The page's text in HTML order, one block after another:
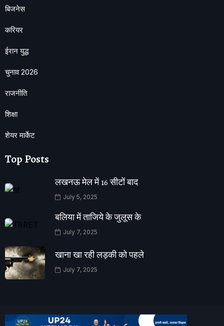
बिजनेस
करियर
ईरान युद्ध
चुनाव 2026
राजनीति
शिक्षा
शेयर मार्केट
Top Posts
लखनऊ मेल में 16 सीटों बाद
July 5, 2025
बलिया में ताजिये के जुलूस के
July 7, 2025
खाना खा रही लड़की को पहले
July 7, 2025